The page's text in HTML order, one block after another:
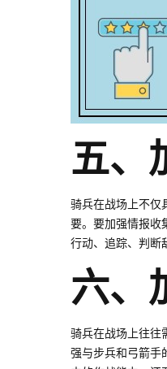
五、
骑兵在战场上不仅
要。要加强情报收
行动、追踪、判断
六、
骑兵在战场上往往
强与步兵和弓箭手